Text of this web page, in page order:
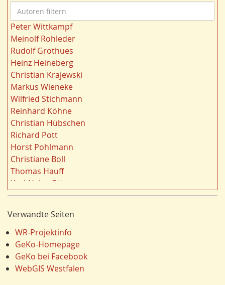
Kulturlandschaft
Wohnen 21
Gewässer 21
Ruhrgebiet 20
Migration/Wanderung
Strukturwandel 20
Städtebau 20
Wahl 20
Ländliche Entwicklung
Landschaft 19
Siedlung/Siedlungsgeschichte
Demographischer Wandel
Geologie 19
Dortmund 18
Fauna 17
Energie/Energiewirtschaft 17
Ausländer 16
Klima/Klimawandel
Einzelhandel
Schienenverkehr 15
LEADER 15
u
t
o
r
e
n
f
i
l
t
e
r
n
Peter Wittkampf
Meinolf Rohleder
Rudolf Grothues
Heinz Heineberg
Christian Krajewski
Markus Wieneke
Wilfried Stichmann
Reinhard Köhne
Christian Hübschen
Richard Pott
Horst Pohlmann
Christiane Boll
Thomas Hauff
Karl-Heinz Otto
Carola Bischoff
Jürgen Lethmate
Rudolf Bergmann
Hans-Werner Wehling
Klaus Temlitz
Stefan Harnischmacher
Verwandte Seiten
WR-Projektinfo
GeKo-Homepage
GeKo bei Facebook
WebGIS Westfalen